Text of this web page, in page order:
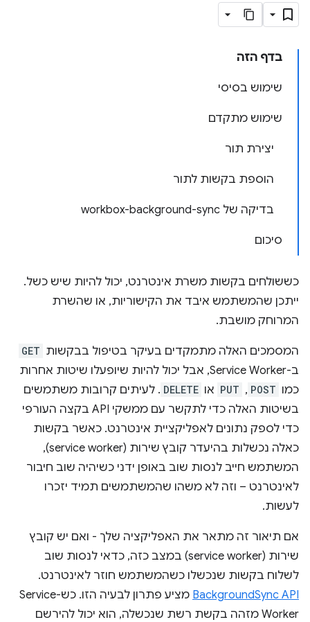
בדף הזה
שימוש בסיסי
שימוש מתקדם
יצירת תור
הוספת בקשות לתור
בדיקה של workbox-background-sync
סיכום
כששולחים בקשות משרת אינטרנט, יכול להיות שיש כשל.
ייתכן שהמשתמש איבד את הקישוריות, או שהשרת
המרוחק מושבת.
המסמכים האלה מתמקדים בעיקר בטיפול בבקשות GET
ב-Service Worker, אבל יכול להיות שיופעלו שיטות אחרות
כמו POST
,
PUT או DELETE . לעיתים קרובות משתמשים
בשיטות האלה כדי לתקשר עם ממשקי API בקצה העורפי
כדי לספק נתונים לאפליקציית אינטרנט. כאשר בקשות
כאלה נכשלות בהיעדר קובץ שירות (service worker),
המשתמש חייב לנסות שוב באופן ידני כשיהיה שוב חיבור
לאינטרנט – וזה לא משהו שהמשתמשים תמיד יזכרו
לעשות.
אם תיאור זה מתאר את האפליקציה שלך - ואם יש קובץ
שירות (service worker) במצב כזה, כדאי לנסות שוב
לשלוח בקשות שנכשלו כשהמשתמש חוזר לאינטרנט.
BackgroundSync API
מציע פתרון לבעיה הזו. כש-Service
Worker מזהה בקשת רשת שנכשלה, הוא יכול להירשם